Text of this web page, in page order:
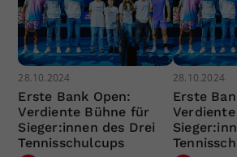
28.10.2024
Erste Bank Open:
Verdiente Bühne für
Sieger:innen des Drei
Tennisschulcups
28.10.2024
Erste